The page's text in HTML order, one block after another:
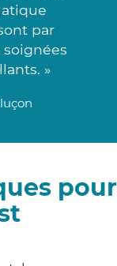
par
»
pour